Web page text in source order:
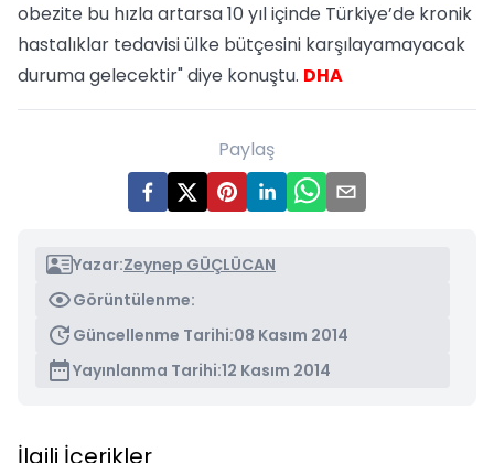
obezite bu hızla artarsa 10 yıl içinde Türkiye’de kronik
hastalıklar tedavisi ülke bütçesini karşılayamayacak
duruma gelecektir" diye konuştu. DHA
Paylaş
Yazar:Zeynep GÜÇLÜCAN
Görüntülenme:
Güncellenme Tarihi:08 Kasım 2014
Yayınlanma Tarihi:12 Kasım 2014
İlgili İçerikler